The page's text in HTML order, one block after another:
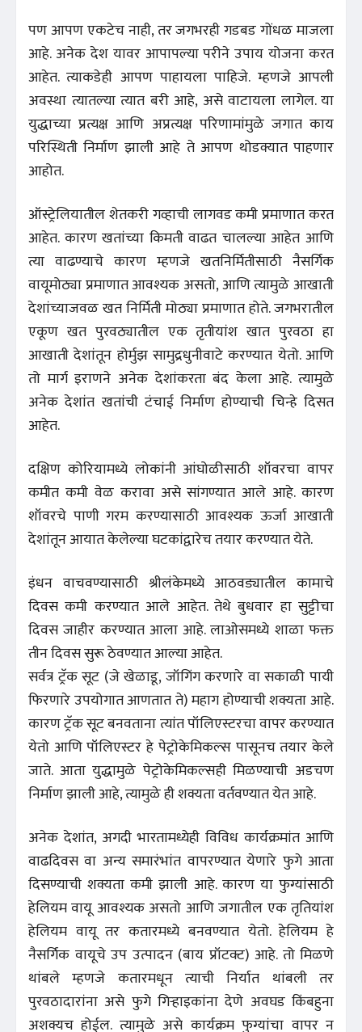
पण आपण एकटेच नाही, तर जगभरही गडबड गोंधळ माजला
आहे. अनेक देश यावर आपापल्या परीने उपाय योजना करत
आहेत. त्याकडेही आपण पाहायला पाहिजे. म्हणजे आपली
अवस्था त्यातल्या त्यात बरी आहे, असे वाटायला लागेल. या
युद्धाच्या प्रत्यक्ष आणि अप्रत्यक्ष परिणामांमुळे जगात काय
परिस्थिती निर्माण झाली आहे ते आपण थोडक्यात पाहणार
आहोत.
ऑस्ट्रेलियातील शेतकरी गव्हाची लागवड कमी प्रमाणात करत
आहेत. कारण खतांच्या किमती वाढत चालल्या आहेत आणि
त्या वाढण्याचे कारण म्हणजे खतनिर्मितीसाठी नैसर्गिक
वायूमोठ्या प्रमाणात आवश्यक असतो, आणि त्यामुळे आखाती
देशांच्याजवळ खत निर्मिती मोठ्या प्रमाणात होते. जगभरातील
एकूण खत पुरवठ्यातील एक तृतीयांश खात पुरवठा हा
आखाती देशांतून होर्मुझ सामुद्रधुनीवाटे करण्यात येतो. आणि
तो मार्ग इराणने अनेक देशांकरता बंद केला आहे. त्यामुळे
अनेक देशांत खतांची टंचाई निर्माण होण्याची चिन्हे दिसत
आहेत.
दक्षिण कोरियामध्ये लोकांनी आंघोळीसाठी शॉवरचा वापर
कमीत कमी वेळ करावा असे सांगण्यात आले आहे. कारण
शॉवरचे पाणी गरम करण्यासाठी आवश्यक ऊर्जा आखाती
देशांतून आयात केलेल्या घटकांद्वारेच तयार करण्यात येते.
इंधन वाचवण्यासाठी श्रीलंकेमध्ये आठवड्यातील कामाचे
दिवस कमी करण्यात आले आहेत. तेथे बुधवार हा सुट्टीचा
दिवस जाहीर करण्यात आला आहे. लाओसमध्ये शाळा फक्त
तीन दिवस सुरू ठेवण्यात आल्या आहेत.
सर्वत्र ट्रॅक सूट (जे खेळाडू, जॉगिंग करणारे वा सकाळी पायी
फिरणारे उपयोगात आणतात ते) महाग होण्याची शक्यता आहे.
कारण ट्रॅक सूट बनवताना त्यांत पॉलिएस्टरचा वापर करण्यात
येतो आणि पॉलिएस्टर हे पेट्रोकेमिकल्स पासूनच तयार केले
जाते. आता युद्धामुळे पेट्रोकेमिकल्सही मिळण्याची अडचण
निर्माण झाली आहे, त्यामुळे ही शक्यता वर्तवण्यात येत आहे.
अनेक देशांत, अगदी भारतामध्येही विविध कार्यक्रमांत आणि
वाढदिवस वा अन्य समारंभांत वापरण्यात येणारे फुगे आता
दिसण्याची शक्यता कमी झाली आहे. कारण या फुग्यांसाठी
हेलियम वायू आवश्यक असतो आणि जगातील एक तृतियांश
हेलियम वायू तर कतारमध्ये बनवण्यात येतो. हेलियम हे
नैसर्गिक वायूचे उप उत्पादन (बाय प्रॉटक्ट) आहे. तो मिळणे
थांबले म्हणजे कतारमधून त्याची निर्यात थांबली तर
पुरवठादारांना असे फुगे गिऱ्हाइकांना देणे अवघड किंबहुना
अशक्यच होईल. त्यामुळे असे कार्यक्रम फुग्यांचा वापर न